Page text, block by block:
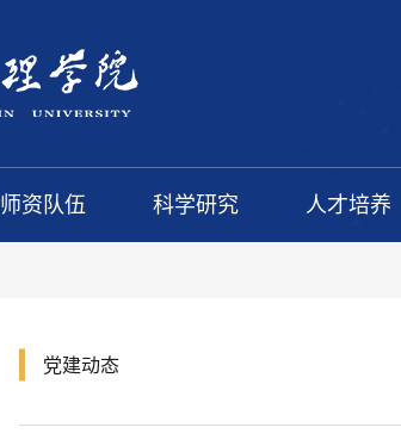
师资队伍 科学研究 人才培养
党建动态